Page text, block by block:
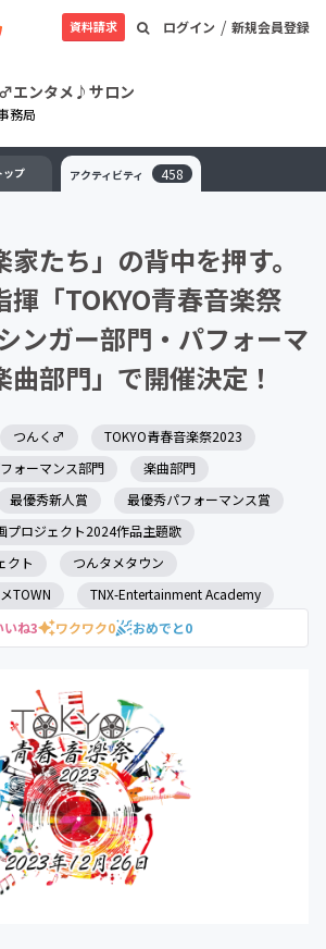
ログイン / 新規会員登録
資料請求
エンタメ♪サロン
務局
ップ アクティビティ 458
家たち」の背中を押す。
「TOKYO青春音楽祭
ンガー部門・パフォーマ
曲部門」で開催決定！
いね3 ワクワク0 おめでと0
つんく♂
TOKYO青春音楽祭2023
ォーマンス部門
楽曲部門
最優秀新人賞
最優秀パフォーマンス賞
プロジェクト2024作品主題歌
クト
つんタメタウン
TOWN
TNX-Entertainment Academy